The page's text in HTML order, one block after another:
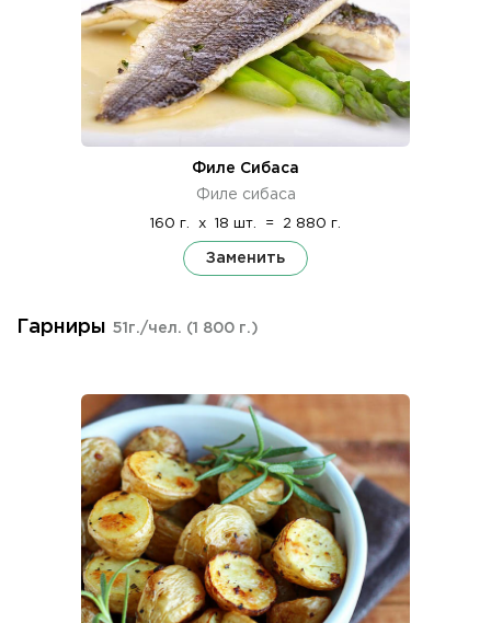
Филе Сибаса
Филе сибаса
160 г. x 18 шт. = 2 880 г.
Заменить
Гарниры 51г./чел. (1 800 г.)